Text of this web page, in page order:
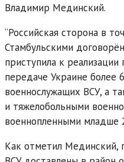
Владимир Мединский.
“Российская сторона в
Стамбульскими
приступила к
передаче Украине более
военнослужащих ВСУ, а
и тяжелобольными
военнопленными младше
Как отметил Мединский,